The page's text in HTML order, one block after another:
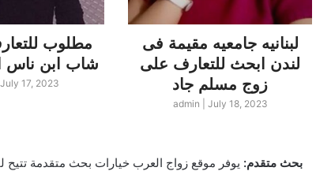
مطلوب
July 17, 2023
لبنانيه جامعيه مقيمة فى
لندن ابحث للتعارف على
زوج مسلم جاد
admin July 18, 2023
بحث متقدم: يوفر موقع زواج العرب خيارات بحث متقدمة تتيح